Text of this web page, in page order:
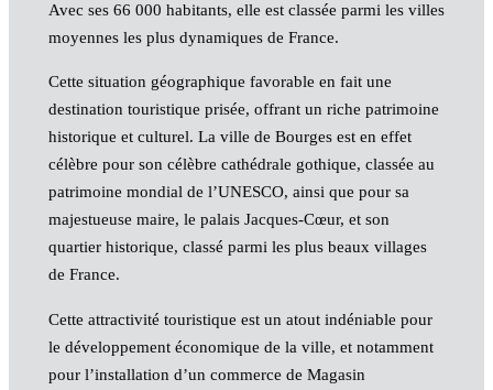
Avec ses 66 000 habitants, elle est classée parmi les villes
moyennes les plus dynamiques de France.
Cette situation géographique favorable en fait une
destination touristique prisée, offrant un riche patrimoine
historique et culturel. La ville de Bourges est en effet
célèbre pour son célèbre cathédrale gothique, classée au
patrimoine mondial de l’UNESCO, ainsi que pour sa
majestueuse maire, le palais Jacques-Cœur, et son
quartier historique, classé parmi les plus beaux villages
de France.
Cette attractivité touristique est un atout indéniable pour
le développement économique de la ville, et notamment
pour l’installation d’un commerce de Magasin